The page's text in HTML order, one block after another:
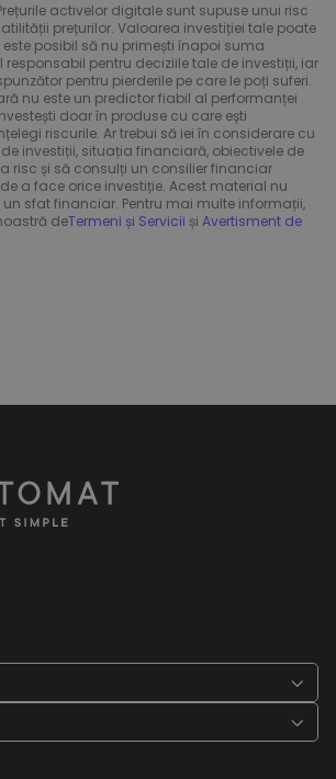
activelor digitale sunt supuse unui risc
prețurilor. Valoarea investiției tale poate
posibil să nu primești înapoi suma
responsabil pentru deciziile tale de investiții, iar
pentru pierderile pe care le poți suferi.
nu este un predictor fiabil al performanței
doar în produse cu care ești
riscurile. Ar trebui să iei în considerare cu
investiții, situația financiară, obiectivele de
risc și să consulți un consilier financiar
a face orice investiție. Acest material nu
sfat financiar. Pentru mai multe informații,
deTermeni și Servicii și Avertisment de